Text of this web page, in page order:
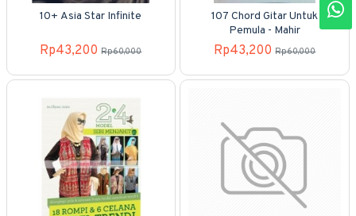
10+ Asia Star Infinite
Rp43,200 Rp60,000
107 Chord Gitar Untuk
Pemula - Mahir
Rp43,200 Rp60,000